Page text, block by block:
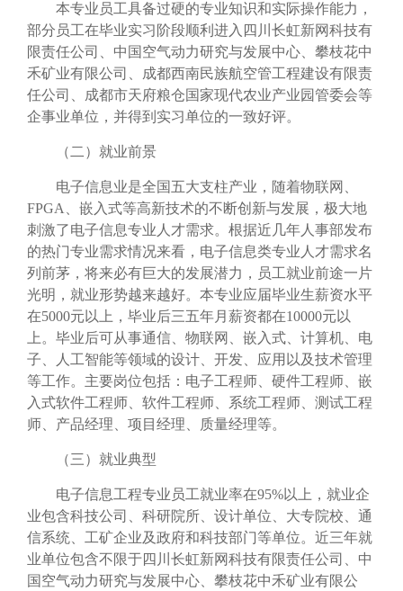
本专业员工具备过硬的专业知识和实际操作能力，
部分员工在毕业实习阶段顺利进入四川长虹新网科技有
限责任公司、中国空气动力研究与发展中心、攀枝花中
禾矿业有限公司、成都西南民族航空管工程建设有限责
任公司、成都市天府粮仓国家现代农业产业园管委会等
企事业单位，并得到实习单位的一致好评。
（二）就业前景
电子信息业是全国五大支柱产业，随着物联网、
FPGA
、嵌入式等高新技术的不断创新与发展，极大地
刺激了电子信息专业人才需求。根据近几年人事部发布
的热门专业需求情况来看，电子信息类专业人才需求名
列前茅，将来必有巨大的发展潜力，员工就业前途一片
光明，就业形势越来越好。本专业应届毕业生薪资水平
在5000元以上，毕业后三五年月薪资都在10000元以
上。毕业后可从事通信、物联网、嵌入式、计算机、电
子、人工智能等领域的设计、开发、应用以及技术管理
等工作。主要岗位包括：电子工程师、硬件工程师、嵌
入式软件工程师、软件工程师、系统工程师、测试工程
师、产品经理、项目经理、质量经理等。
（三）就业典型
电子信息工程专业员工就业率在95%以上，就业企
业包含科技公司、科研院所、设计单位、大专院校、通
信系统、工矿企业及政府和科技部门等单位。近三年就
业单位包含不限于四川长虹新网科技有限责任公司、中
国空气动力研究与发展中心、攀枝花中禾矿业有限公